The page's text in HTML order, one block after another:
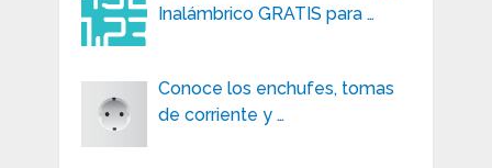
Inalámbrico GRATIS para …
Conoce los enchufes, tomas
de corriente y …